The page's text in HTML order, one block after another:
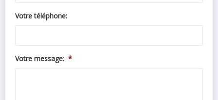
Votre téléphone:
Votre message: *